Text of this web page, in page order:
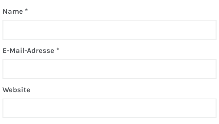
Name *
E-Mail-Adresse *
Website